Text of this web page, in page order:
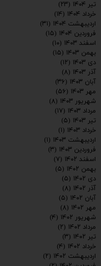
ارسال
تیر ۱۴۰۴
(۲۳)
خرداد ۱۴۰۴
(۱۴)
اردیبهشت ۱۴۰۴
(۳۱)
فروردین ۱۴۰۴
(۱۵)
اسفند ۱۴۰۳
(۱۰)
بهمن ۱۴۰۳
(۱۵)
دی ۱۴۰۳
(۱۲)
آذر ۱۴۰۳
(۸)
آبان ۱۴۰۳
(۳۶)
مهر ۱۴۰۳
(۵۶)
شهریور ۱۴۰۳
(۸)
مرداد ۱۴۰۳
(۱۷)
تیر ۱۴۰۳
(۵)
خرداد ۱۴۰۳
(۱)
اردیبهشت ۱۴۰۳
(۱)
فروردین ۱۴۰۳
(۳)
اسفند ۱۴۰۲
(۷)
بهمن ۱۴۰۲
(۵)
دی ۱۴۰۲
(۵)
آذر ۱۴۰۲
(۸)
آبان ۱۴۰۲
(۵)
مهر ۱۴۰۲
(۸)
شهریور ۱۴۰۲
(۴)
مرداد ۱۴۰۲
(۲)
تیر ۱۴۰۲
(۳)
خرداد ۱۴۰۲
(۴)
اردیبهشت ۱۴۰۲
(۲)